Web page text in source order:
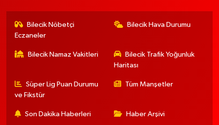
Bilecik Nöbetçi
Eczaneler
Bilecik Hava Durumu
Bilecik Namaz Vakitleri
Bilecik Trafik Yoğunluk
Haritası
Süper Lig Puan Durumu
ve Fikstür
Tüm Manşetler
Son Dakika Haberleri Haber Arşivi